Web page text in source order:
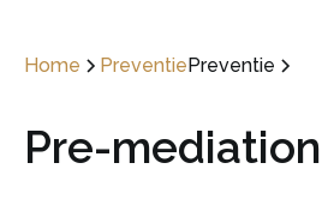
Home PreventiePreventie
Pre-mediation